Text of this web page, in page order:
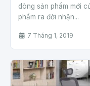
dòng sản phẩm mới
phẩm ra đời nhận...
7 Tháng 1, 2019